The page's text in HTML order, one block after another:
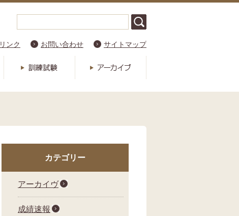
リンク お問い合わせ サイトマップ
カテゴリー
アーカイヴ
成績速報